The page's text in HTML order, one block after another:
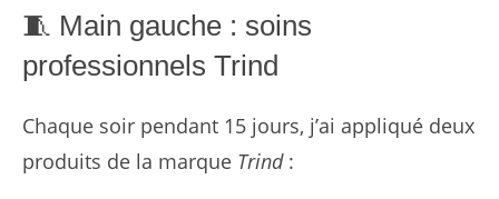
🧵 Main gauche : soins
professionnels Trind
Chaque soir pendant 15 jours, j’ai appliqué deux
produits de la marque Trind: